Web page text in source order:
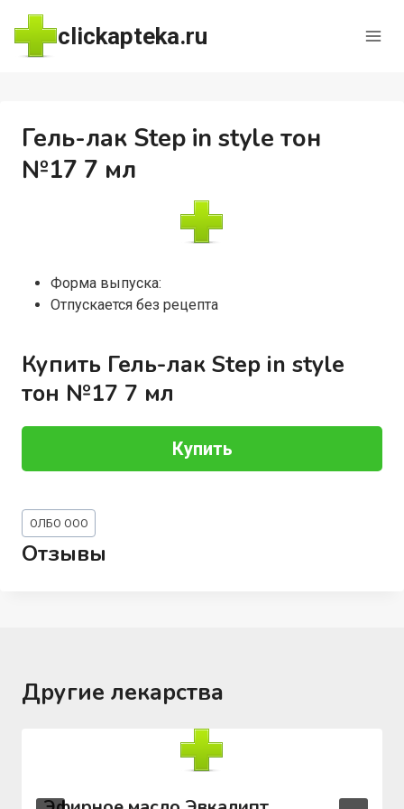
Перейти
содержимому
clickapteka.ru
Гель-лак Step in style тон
№17 7 мл
Форма выпуска:
Отпускается без рецепта
Купить Гель-лак Step in style
тон №17 7 мл
Купить
Метки
записи:
ОЛБО ООО
Отзывы
Другие лекарства